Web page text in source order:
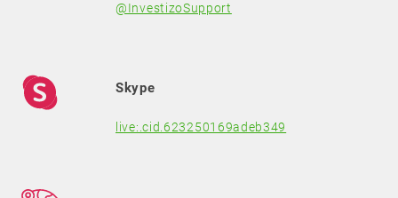
@InvestizoSupport
Skype
live:.cid.623250169adeb349